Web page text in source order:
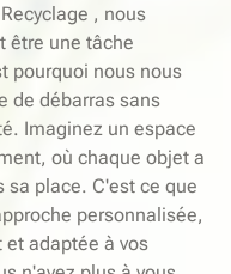
, nous
être une tâche
pourquoi nous nous
de débarras sans
Imaginez un espace
où chaque objet a
sa place. C'est ce que
personnalisée,
adaptée à vos